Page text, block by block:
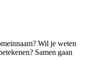
Wil je weten
Samen gaan